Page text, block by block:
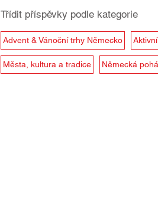
Třídit příspěvky podle kategorie
Advent & Vánoční trhy Německo
Města, kultura a tradice Německá